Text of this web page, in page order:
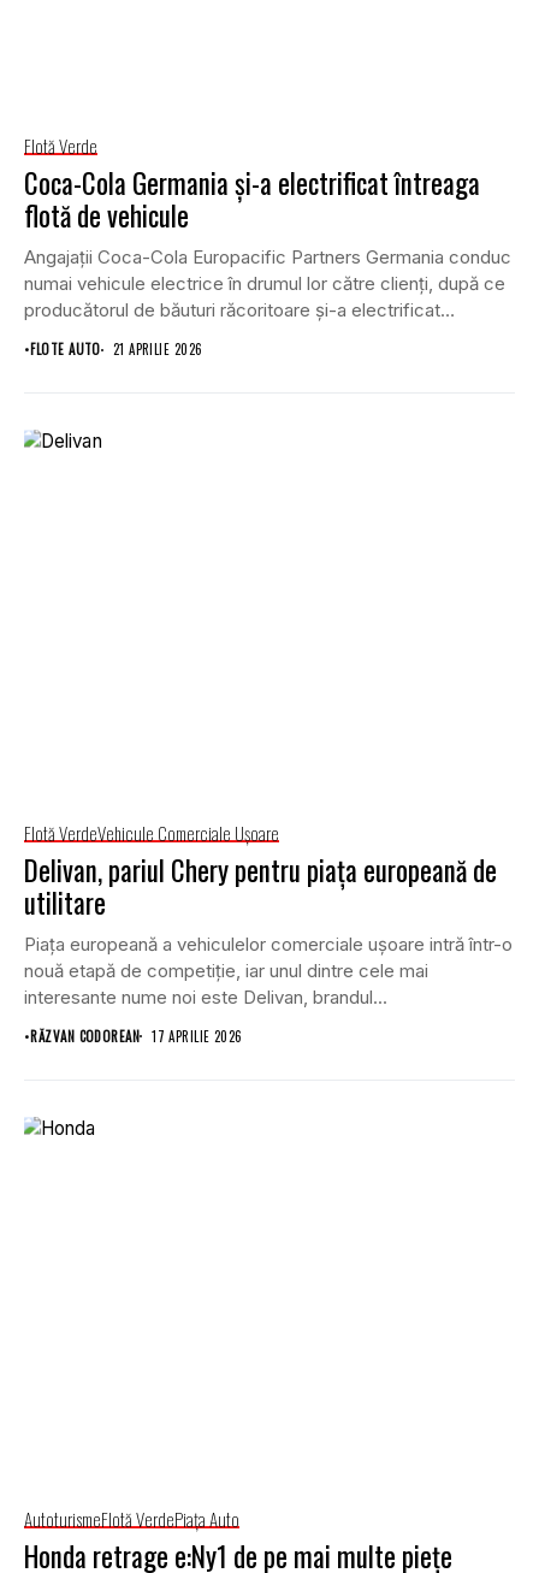
Flotă Verde
Coca-Cola Germania și-a electrificat întreaga
flotă de vehicule
Angajații Coca-Cola Europacific Partners Germania conduc
numai vehicule electrice în drumul lor către clienți, după ce
producătorul de băuturi răcoritoare și-a electrificat
întreaga...
•FLOTE AUTO 21 APRILIE 2026
Flotă VerdeVehicule Comerciale Uşoare
Delivan, pariul Chery pentru piața europeană de
utilitare
Piața europeană a vehiculelor comerciale ușoare intră într-o
nouă etapă de competiție, iar unul dintre cele mai
interesante nume noi este Delivan, brandul...
•RĂZVAN CODOREAN 17 APRILIE 2026
AutoturismeFlotă VerdePiaţa Auto
Honda retrage e:Ny1 de pe mai multe piețe